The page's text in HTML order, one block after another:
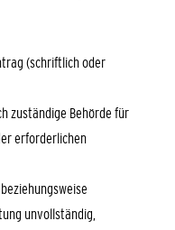
(schriftlich oder
zuständige Behörde für
erforderlichen
unvollständig,